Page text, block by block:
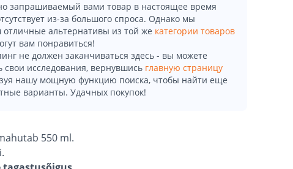
запрашиваемый вами товар в настоящее время
из-за большого спроса. Однако мы
отличные альтернативы из той же категории товаров
вам понравиться!
не должен заканчиваться здесь - вы можете
свои исследования, вернувшись главную страницу
нашу мощную функцию поиска, чтобы найти еще
варианты. Удачных покупок!
550 ml.